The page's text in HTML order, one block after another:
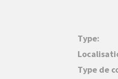
Type:
Type de